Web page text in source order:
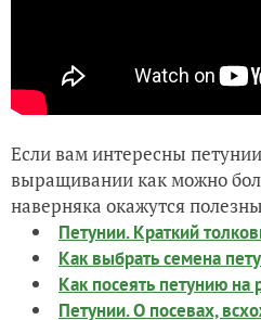
Если вам интересны
выращивании как можно
наверняка окажутся
Петунии. Краткий
Как выбрать семена
Как посеять петунию на
Петунии. О посевах,